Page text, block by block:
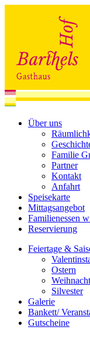
Über uns
Familie
Partner
Kontakt
Anfahrt
Speisekarte
Mittagsangebot
Familienessen
Reservierung
Feiertage &
Ostern
Silvester
Galerie
Bankett/
Gutscheine